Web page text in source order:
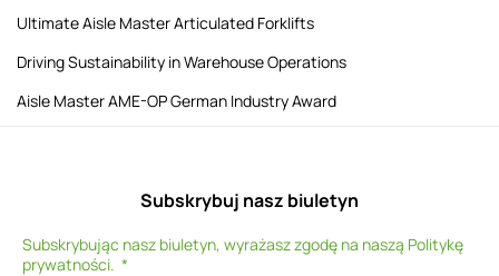
Ultimate Aisle Master Articulated Forklifts
Driving Sustainability in Warehouse Operations
Aisle Master AME-OP German Industry Award
Subskrybuj nasz biuletyn
Subskrybując nasz biuletyn, wyrażasz zgodę na naszą Politykę
prywatności.